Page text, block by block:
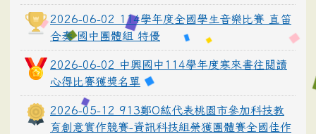
2026-06-02 114學年度全國學生音樂比賽 直笛
合奏 國中團體組 特優
2026-06-02 中興國中114學年度寒來書往閱讀
心得比賽獲獎名單
2026-05-12 913鄭O紘代表桃園市參加科技教
育創意實作競賽-資訊科技組榮獲團體賽全國佳作